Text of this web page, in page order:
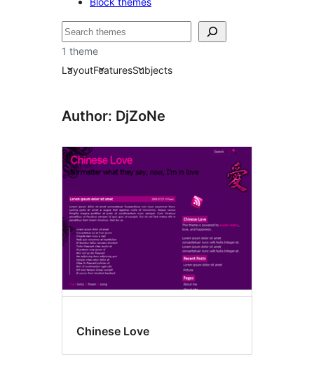
खोजें
1 theme
LayoutFeaturesSubjects
Author: DjZoNe
Chinese Love